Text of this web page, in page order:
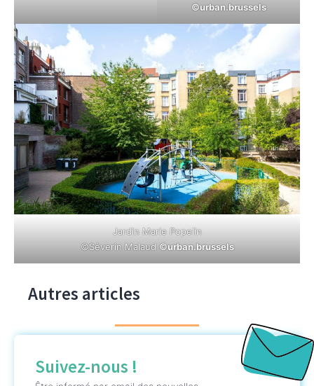
©urban.brussels
Jardin Marie Popelin
©Séverin Malaud ©urban.brussels
Autres articles
Suivez-nous !